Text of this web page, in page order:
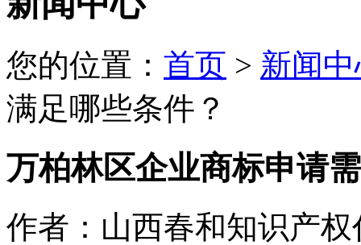
您的位置： 首页 > 新闻
满足哪些条件？
万柏林区企业商标申请
作者：山西春和知识产